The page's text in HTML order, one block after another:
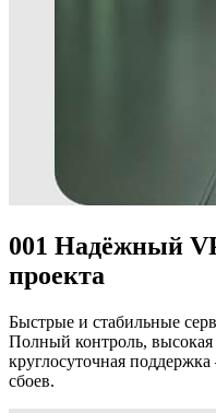
001 Надёжный
проекта
Быстрые и стабильные
Полный контроль, высокая
круглосуточная
сбоев.